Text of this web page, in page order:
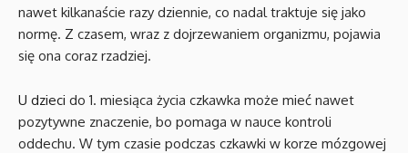
nawet kilkanaście razy dziennie, co nadal traktuje się jako
normę. Z czasem, wraz z dojrzewaniem organizmu, pojawia
się ona coraz rzadziej.
U dzieci do 1. miesiąca życia czkawka może mieć nawet
pozytywne znaczenie, bo pomaga w nauce kontroli
oddechu. W tym czasie podczas czkawki w korze mózgowej